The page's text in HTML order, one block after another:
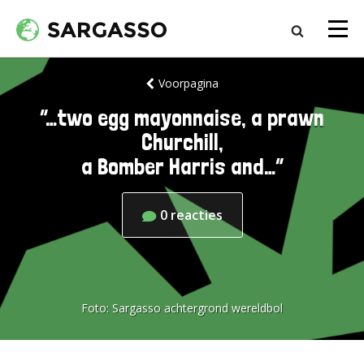
Voorpagina
”…two egg mayonnaise, a prawn
Churchill,
a Bomber Harris and…”
0 reacties
Foto: Sargasso achtergrond wereldbol